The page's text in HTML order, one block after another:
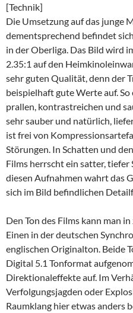
[Technik]
Die Umsetzung auf das junge
dementsprechend befindet
in der Oberliga. Das Bild wird
2.35:1 auf den
sehr guten Qualität, denn der
beispielhaft gute Werte auf.
prallen, kontrastreichen und
sehr sauber und natürlich,
ist frei von
Störungen. In Schatten und
Films herrscht ein satter, tiefer
diesen Aufnahmen wahrt das
sich im Bild befindlichen
Den Ton des Films kann man
Einen in der deutschen
englischen Originalton. Beide
Digital 5.1 Tonformat
Direktionaleffekte auf. Im
Verfolgungsjagden oder
Raumklang hier etwas anders